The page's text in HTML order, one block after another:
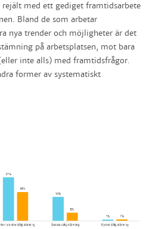
med ett gediget framtidsarbete
Bland de som arbetar
nya trender och möjligheter är det
på arbetsplatsen, mot bara
inte alls) med framtidsfrågor.
former av systematiskt